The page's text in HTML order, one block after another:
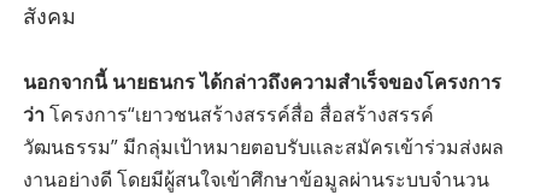
สังคม
นอกจากนี้ นายธนกร ได้กล่าวถึงความสำเร็จของโครงการ
ว่าโครงการ“เยาวชนสร้างสรรค์สื่อ สื่อสร้างสรรค์
วัฒนธรรม” มีกลุ่มเป้าหมายตอบรับเเละสมัครเข้าร่วมส่งผล
งานอย่างดี โดยมีผู้สนใจเข้าศึกษาข้อมูลผ่านระบบจำนวน